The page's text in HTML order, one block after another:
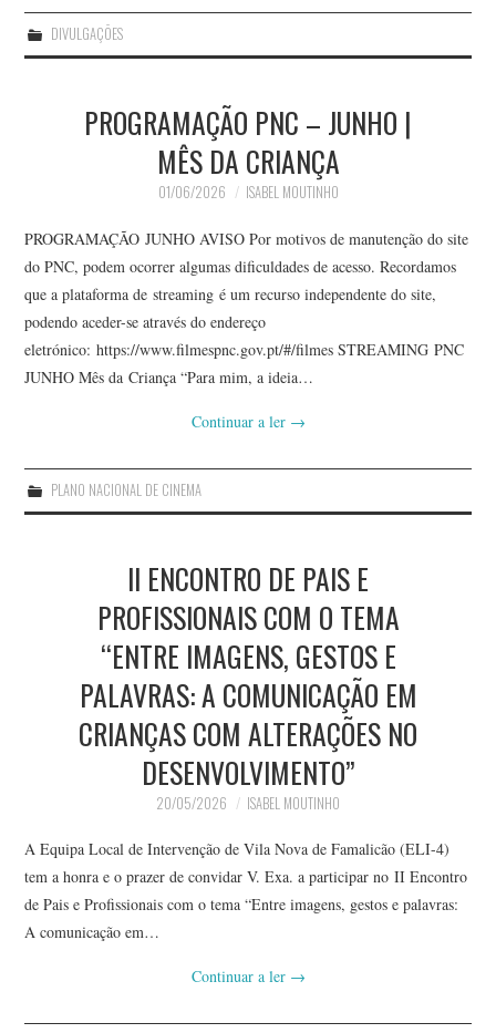
DIVULGAÇÕES
PROGRAMAÇÃO PNC – JUNHO |
MÊS DA CRIANÇA
01/06/2026 ISABEL MOUTINHO
PROGRAMAÇÃO JUNHO AVISO Por motivos de manutenção do site
do PNC, podem ocorrer algumas dificuldades de acesso. Recordamos
que a plataforma de streaming é um recurso independente do site,
podendo aceder-se através do endereço
eletrónico: https://www.filmespnc.gov.pt/#/filmes STREAMING PNC
JUNHO Mês da Criança “Para mim, a ideia…
Continuar a ler →
PLANO NACIONAL DE CINEMA
II ENCONTRO DE PAIS E
PROFISSIONAIS COM O TEMA
“ENTRE IMAGENS, GESTOS E
PALAVRAS: A COMUNICAÇÃO EM
CRIANÇAS COM ALTERAÇÕES NO
DESENVOLVIMENTO”
20/05/2026 ISABEL MOUTINHO
A Equipa Local de Intervenção de Vila Nova de Famalicão (ELI-4)
tem a honra e o prazer de convidar V. Exa. a participar no II Encontro
de Pais e Profissionais com o tema “Entre imagens, gestos e palavras:
A comunicação em…
Continuar a ler →